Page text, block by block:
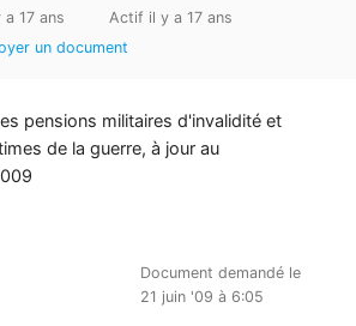
17 ans
Actif il y a 17 ans
un document
pensions militaires d'invalidité et
de la guerre, à jour au
Document demandé le
21 juin '09 à 6:05